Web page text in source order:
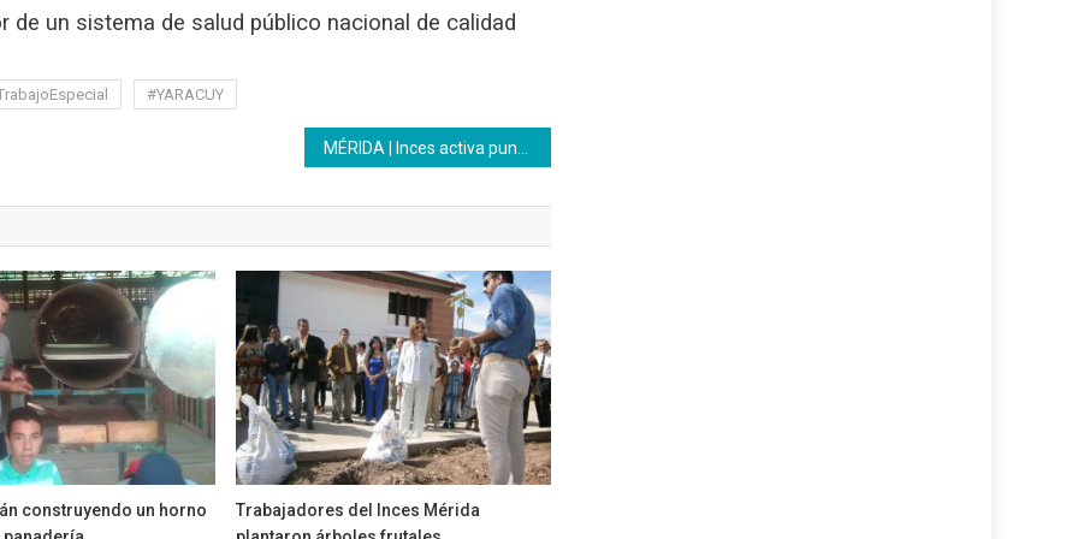
un sistema de salud público nacional de calidad
#YARACUY
construyendo un horno
Trabajadores del Inces Mérida